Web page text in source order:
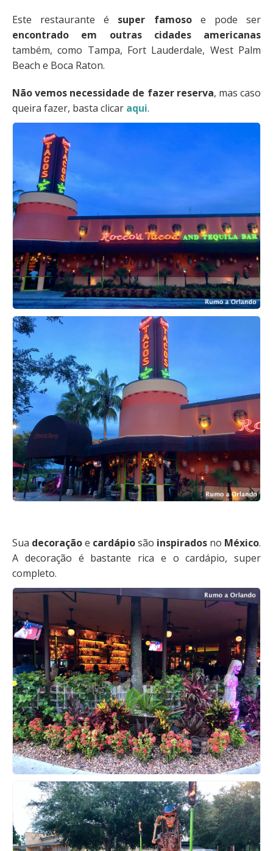
Este restaurante é super famosoe pode ser
encontrado em outras cidades americanas
também, como Tampa, Fort Lauderdale, West Palm
Beach e Boca Raton.
Não vemos necessidade de fazer reserva, mas caso
queira fazer, basta clicar aqui.
Sua decoraçãoe cardápiosão inspirados no México.
A decoração é bastante rica e o cardápio, super
completo.